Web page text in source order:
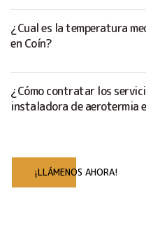
¿Cual es la temperatura
en Coín?
¿Cómo contratar los
instaladora de aerotermia
¡LLÁMENOS AHORA!